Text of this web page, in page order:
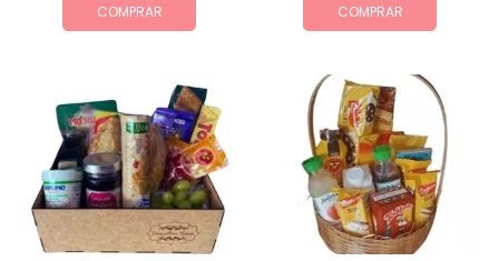
COMPRAR COMPRAR